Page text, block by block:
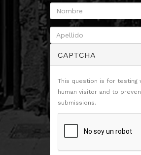
CAPTCHA
This question is for testing
human visitor and to
submissions.